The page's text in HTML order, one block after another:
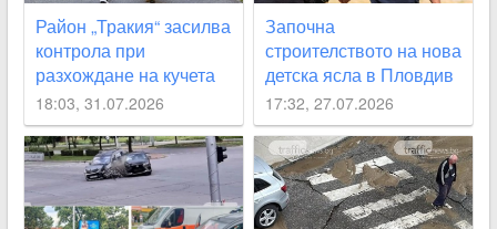
Район „Тракия“ засилва
контрола при
разхождане на кучета
след сигнали на
граждани
18:03, 31.07.2026
Започна
строителството на нова
детска ясла в Пловдив
17:32, 27.07.2026